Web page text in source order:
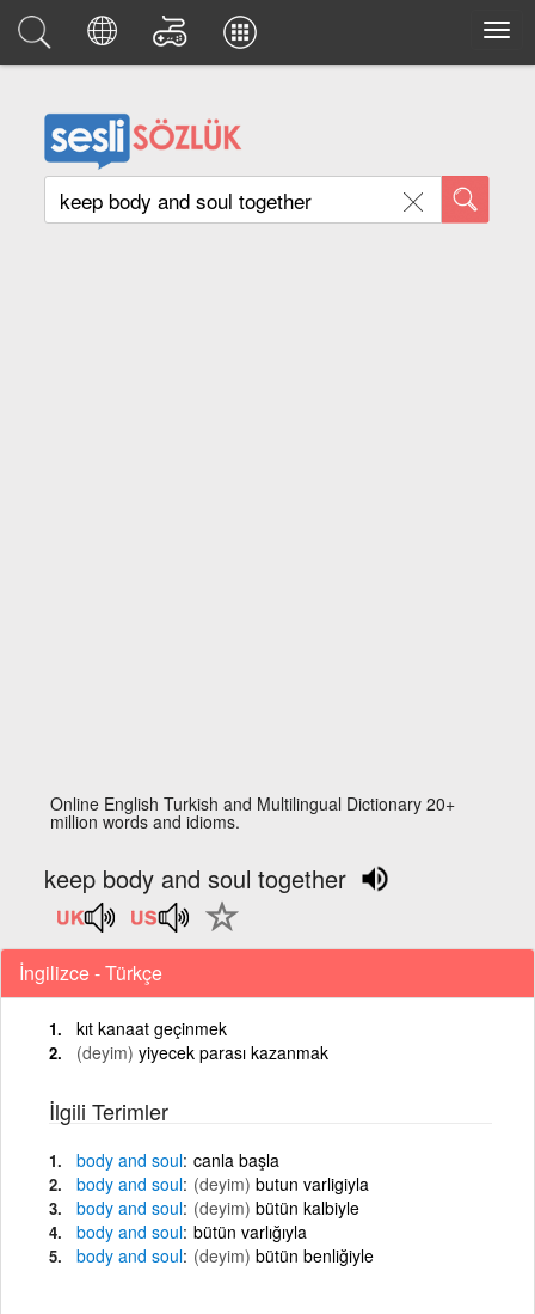
Online English Turkish and Multilingual Dictionary 20+
million words and idioms.
keep body and soul together
İngilizce - Türkçe
kıt kanaat geçinmek
(deyim) yiyecek parası kazanmak
İlgili Terimler
body and soul canla başla
body and soul (deyim) butun varligiyla
body and soul (deyim) bütün kalbiyle
body and soul bütün varlığıyla
body and soul (deyim) bütün benliğiyle